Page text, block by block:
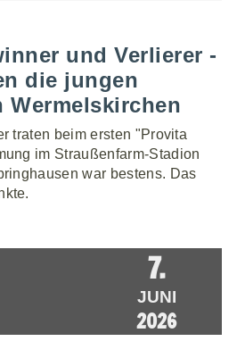
und Verlierer -
die jungen
Wermelskirchen
traten beim ersten "Provita
im Straußenfarm-Stadion
war bestens. Das
7.
JUNI
2026